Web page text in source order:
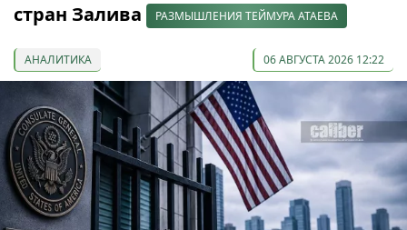
стран Залива
РАЗМЫШЛЕНИЯ ТЕЙМУРА АТАЕВА
АНАЛИТИКА 06 АВГУСТА 2026 12:22